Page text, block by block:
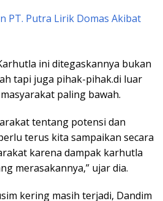
PT. Putra Lirik Domas Akibat
ini ditegaskannya bukan
tapi juga pihak-pihak.di luar
paling bawah.
tentang potensi dan
terus kita sampaikan secara
karena dampak karhutla
merasakannya,” ujar dia.
kering masih terjadi, Dandim